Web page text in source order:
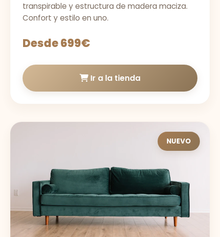
transpirable y estructura de madera maciza.
Confort y estilo en uno.
Desde 699€
Ir a la tienda
NUEVO